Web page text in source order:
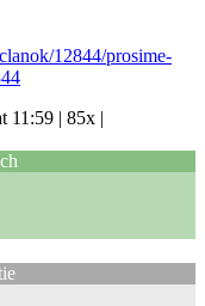
12844/prosime-
11:59 | 85x |